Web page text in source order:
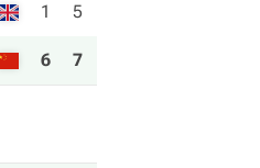
1 5
6 7